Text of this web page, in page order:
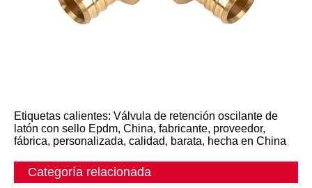
Etiquetas calientes: Válvula de retención oscilante de
latón con sello Epdm, China, fabricante, proveedor,
fábrica, personalizada, calidad, barata, hecha en China
Categoría relacionada